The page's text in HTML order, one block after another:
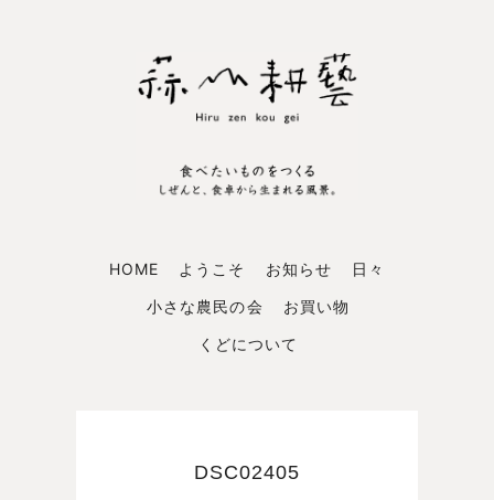
HOME ようこそ お知らせ
日々
小さな農民の会
お買い物
くどについて
DSC02405